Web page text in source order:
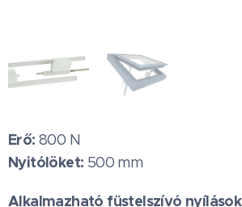
Erő: 800 N
Nyitólöket: 500 mm
Alkalmazható füstelszívó